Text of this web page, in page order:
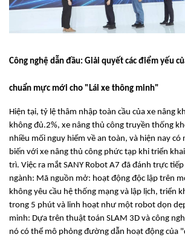
Công nghệ dẫn đầu: Giải quyết các điểm yếu
chuẩn mực mới cho "Lái xe thông minh"
Hiện tại, tỷ lệ thâm nhập toàn cầu của xe nâng
không đủ.2%, xe nâng thủ công truyền thống
nhiều mối nguy hiểm về an toàn, và hiện nay có
biến với xe nâng thủ công phức tạp khi triển
trì. Việc ra mắt SANY Robot A7 đã đánh trực
ngành: Mã nguồn mở: hoạt động độc lập trên
không yêu cầu hệ thống mạng và lập lịch, triển
trong 5 phút và linh hoạt như một robot dọn
minh: Dựa trên thuật toán SLAM 3D và công
nó có thể mô phỏng đường dẫn hoạt động của